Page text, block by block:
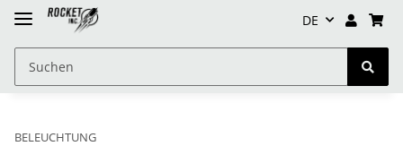
DE
BELEUCHTUNG